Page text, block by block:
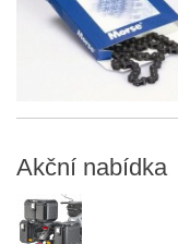
Akční nabídka